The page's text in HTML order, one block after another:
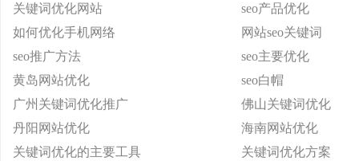
关键词优化网站
seo产品优化
如何优化手机网络
网站seo关键词
seo推广方法
seo主要优化
黄岛网站优化
seo白帽
广州关键词优化推广
佛山关键词优化
丹阳网站优化
海南网站优化
关键词优化的主要工具
关键词优化方案